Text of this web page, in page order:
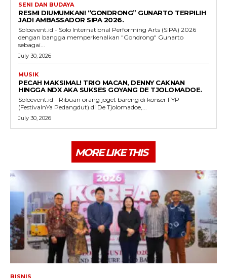
SENI DAN BUDAYA
RESMI DIUMUMKAN! “GONDRONG” GUNARTO TERPILIH
JADI AMBASSADOR SIPA 2026.
Soloevent.id - Solo International Performing Arts (SIPA) 2026
dengan bangga memperkenalkan "Gondrong" Gunarto
sebagai...
July 30, 2026
MUSIK
PECAH MAKSIMAL! TRIO MACAN, DENNY CAKNAN
HINGGA NDX AKA SUKSES GOYANG DE TJOLOMADOE.
Soloevent.id - Ribuan orang joget bareng di konser FYP
(FestivalnYa Pedangdut) di De Tjolomadoe,...
July 30, 2026
MORE LIKE THIS
BISNIS